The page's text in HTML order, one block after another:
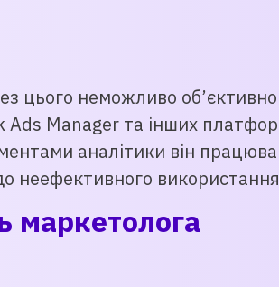
цього неможливо
Ads Manager та інших
аналітики він
неефективного
маркетолога